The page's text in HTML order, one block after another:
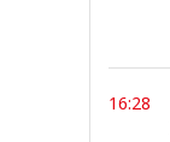
16:28